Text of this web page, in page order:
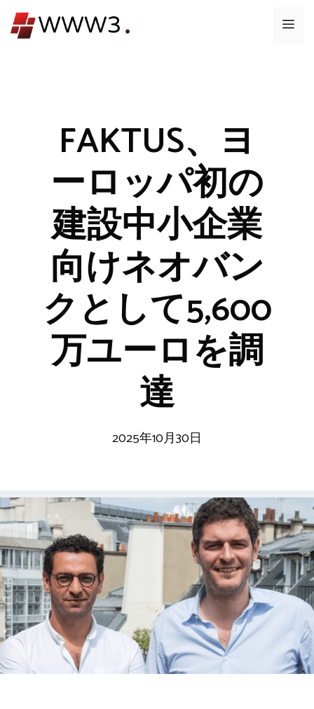
ン
メ
FAKTUS、ヨ
ーロッパ初の
建設中小企業
向けネオバン
クとして5,600
万ユーロを調
達
2025年10月30日